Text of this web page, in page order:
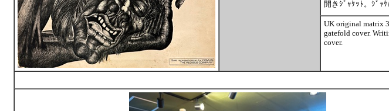
開きｼﾞｬｹｯﾄ。ｼﾞｬｹ
UK original matrix
gatefold cover.
cover.